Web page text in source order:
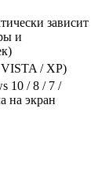
зависит
и
/ XP)
10 / 8 / 7 /
на экран